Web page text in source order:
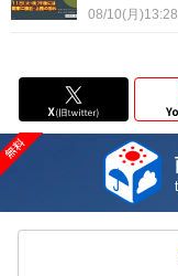
08/10(月)13:28